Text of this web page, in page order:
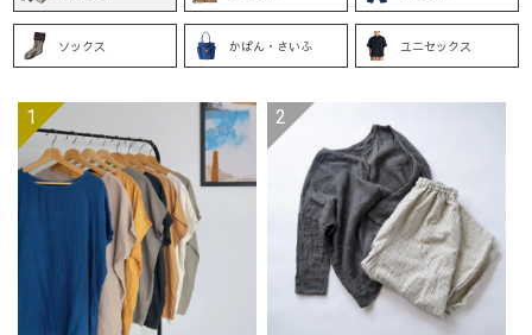
ソックス かばん・さいふ ユニセックス